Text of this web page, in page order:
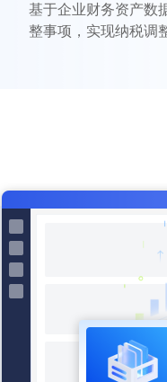
基于企业财务资产数
整事项，实现纳税调